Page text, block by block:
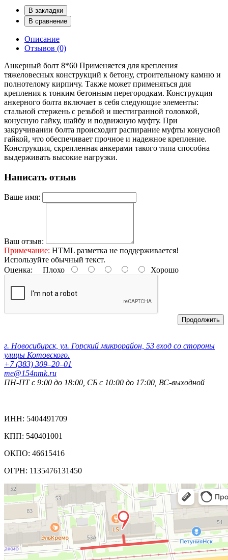
В закладки
В сравнение
Описание
Отзывов (0)
Анкерный болт 8*60 Применяется для крепления
тяжеловесных конструкций к бетону, строительному камню и
полнотелому кирпичу. Также может применяться для
крепления к тонким бетонным перегородкам. Конструкция
анкерного болта включает в себя следующие элементы:
стальной стержень с резьбой и шестигранной головкой,
конусную гайку, шайбу и подвижную муфту. При
закручивании болта происходит распирание муфты конусной
гайкой, что обеспечивает прочное и надежное крепление.
Конструкция, скрепленная анкерами такого типа способна
выдерживать высокие нагрузки.
Написать отзыв
Ваше имя:
Ваш отзыв:
Примечание: HTML разметка не поддерживается!
Используйте обычный текст.
Оценка: Плохо Хорошо
Продолжить
г. Новосибирск, ул. Горский микрорайон, 53 вход со стороны
улицы Котовского.
+7 (383) 309‒20‒01
me@154nmk.ru
ПН-ПТ с 9:00 до 18:00, СБ с 10:00 до 17:00, ВС-выходной
ИНН: 5404491709
КПП: 540401001
ОКПО: 46615416
ОГРН: 1135476131450